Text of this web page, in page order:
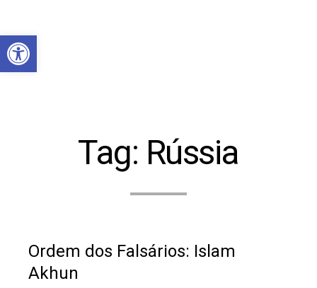
Abrir a barra de ferramentas
Tag: Rússia
Ordem dos Falsários: Islam
Akhun